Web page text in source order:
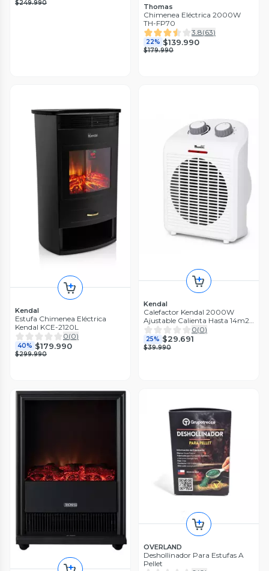
$249.990 Thomas
Chimenea Eléctrica 2000W
TH-FP70
3.8(63)
22% $139.990
$179.990
Kendal
Estufa Chimenea Eléctrica
Kendal KCE-2120L
0(0)
40% $179.990
$299.990
Kendal
Calefactor Kendal 2000W
Ajustable Calienta Hasta 14m2
KFH-18
0(0)
25% $29.691
$39.990
OVERLAND
Deshollinador Para Estufas A
Pellet